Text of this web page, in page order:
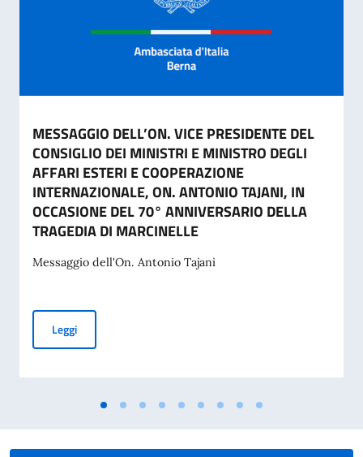
MESSAGGIO DELL’ON. VICE PRESIDENTE DEL
CONSIGLIO DEI MINISTRI E MINISTRO DEGLI
AFFARI ESTERI E COOPERAZIONE
INTERNAZIONALE, ON. ANTONIO TAJANI, IN
OCCASIONE DEL 70° ANNIVERSARIO DELLA
TRAGEDIA DI MARCINELLE
Messaggio dell'On. Antonio Tajani
LeggiMESSAGGIO DELL’ON. VICE PRESIDENTE DEL